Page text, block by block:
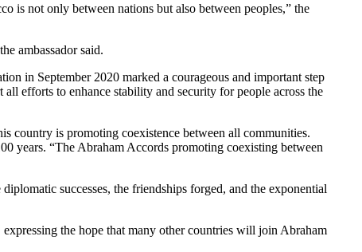
is not only between nations but also between peoples,” the
ambassador said.
in September 2020 marked a courageous and important step
efforts to enhance stability and security for people across the
country is promoting coexistence between all communities.
years. “The Abraham Accords promoting coexisting between
successes, the friendships forged, and the exponential
the hope that many other countries will join Abraham